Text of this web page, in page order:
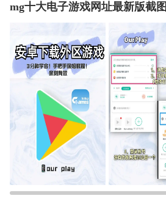
mg十大电子游戏网址最新版截图